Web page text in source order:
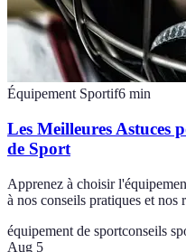
Équipement Sportif6 min
Les Meilleures Astuces
de Sport
Apprenez à choisir
à nos conseils pratiques et nos
équipement de sportconseils
Aug 5